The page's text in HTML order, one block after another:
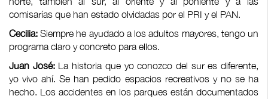
comisarías que han estado olvidadas por el PRI y el PAN.
Cecilia:Siempre he ayudado a los adultos mayores, tengo un
programa claro y concreto para ellos.
Juan José:La historia que yo conozco del sur es diferente,
yo vivo ahí. Se han pedido espacios recreativos y no se ha
hecho. Los accidentes en los parques están documentados